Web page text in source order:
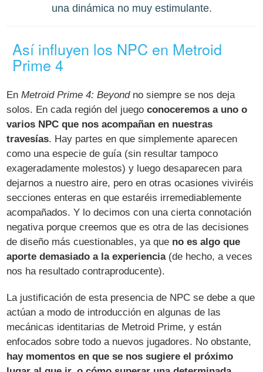
una dinámica no muy estimulante.
Así influyen los NPC en Metroid
Prime 4
EnMetroid Prime 4: Beyondno siempre se nos deja
solos. En cada región del juegoconoceremos a uno o
varios NPC que nos acompañan en nuestras
travesías. Hay partes en que simplemente aparecen
como una especie de guía (sin resultar tampoco
exageradamente molestos) y luego desaparecen para
dejarnos a nuestro aire, pero en otras ocasiones viviréis
secciones enteras en que estaréis irremediablemente
acompañados. Y lo decimos con una cierta connotación
negativa porque creemos que es otra de las decisiones
de diseño más cuestionables, ya que no es algo que
aporte demasiado a la experiencia(de hecho, a veces
nos ha resultado contraproducente).
La justificación de esta presencia de NPC se debe a que
actúan a modo de introducción en algunas de las
mecánicas identitarias de Metroid Prime, y están
enfocados sobre todo a nuevos jugadores. No obstante,
hay momentos en que se nos sugiere el próximo